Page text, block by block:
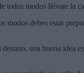
modos llévate la
modos debes estar
una buena idea